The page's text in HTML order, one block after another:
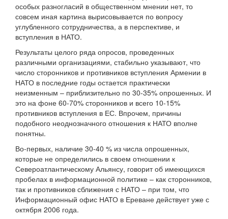
особых разногласий в общественном мнении нет, то
совсем иная картина вырисовывается по вопросу
углубленного сотрудничества, а в перспективе, и
вступления в НАТО.
Результаты целого ряда опросов, проведенных
различными организациями, стабильно указывают, что
число сторонников и противников вступления Армении в
НАТО в последние годы остается практически
неизменным – приблизительно по 30-35% опрошенных. И
это на фоне 60-70% сторонников и всего 10-15%
противников вступления в ЕС. Впрочем, причины
подобного неоднозначного отношения к НАТО вполне
понятны.
Во-первых, наличие 30-40 % из числа опрошенных,
которые не определились в своем отношении к
Североатлантическому Альянсу, говорит об имеющихся
пробелах в информационной политике – как сторонников,
так и противников сближения с НАТО – при том, что
Информационный офис НАТО в Ереване действует уже с
октября 2006 года.